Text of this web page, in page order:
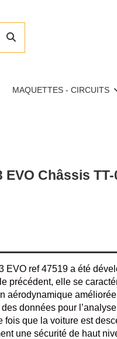
MAQUETTES - CIRCUITS
EVO Châssis
EVO ref 47519 a été
précédent, elle se
aérodynamique
données pour
fois que la voiture est
une sécurité de haut